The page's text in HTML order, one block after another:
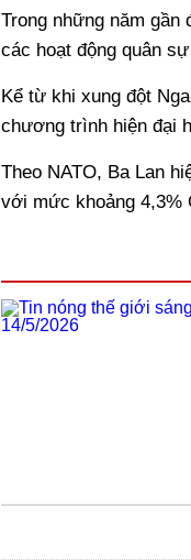
Trong những năm gần
các hoạt động quân
Kể từ khi xung đột
chương trình hiện đại
Theo NATO, Ba Lan
với mức khoảng 4,3%